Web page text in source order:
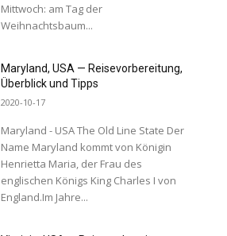
Mittwoch: am Tag der
Weihnachtsbaum...
Maryland, USA — Reisevorbereitung,
Überblick und Tipps
2020-10-17
Maryland - USA The Old Line State Der
Name Maryland kommt von Königin
Henrietta Maria, der Frau des
englischen Königs King Charles I von
England.Im Jahre...